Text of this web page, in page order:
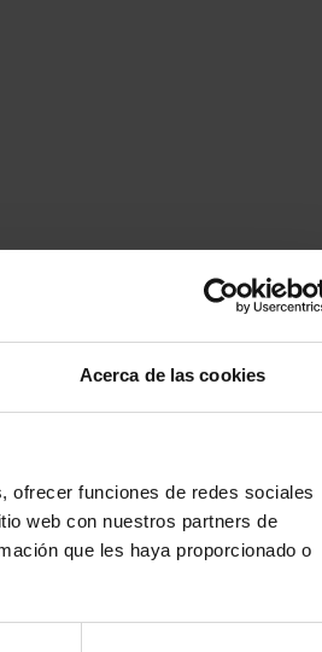
Acerca de las cookies
ofrecer funciones de redes sociales
web con nuestros partners de
que les haya proporcionado o